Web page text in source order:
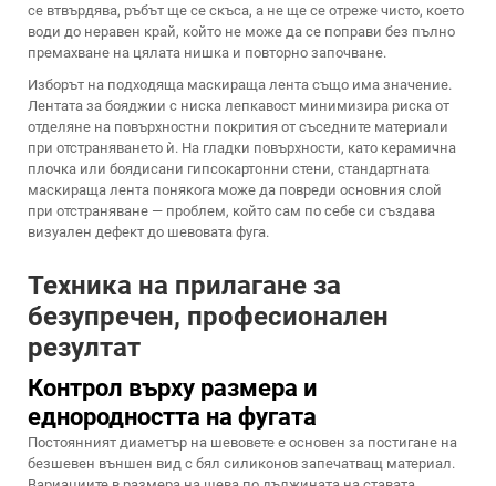
се втвърдява, ръбът ще се скъса, а не ще се отреже чисто, което
води до неравен край, който не може да се поправи без пълно
премахване на цялата нишка и повторно започване.
Изборът на подходяща маскираща лента също има значение.
Лентата за бояджии с ниска лепкавост минимизира риска от
отделяне на повърхностни покрития от съседните материали
при отстраняването ѝ. На гладки повърхности, като керамична
плочка или боядисани гипсокартонни стени, стандартната
маскираща лента понякога може да повреди основния слой
при отстраняване — проблем, който сам по себе си създава
визуален дефект до шевовата фуга.
Техника на прилагане за
безупречен, професионален
резултат
Контрол върху размера и
еднородността на фугата
Постоянният диаметър на шевовете е основен за постигане на
безшевен външен вид с бял силиконов запечатващ материал.